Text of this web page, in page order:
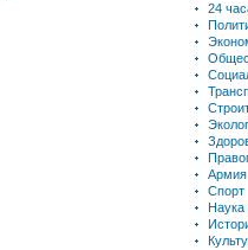
24
Армия
Спорт
Наука